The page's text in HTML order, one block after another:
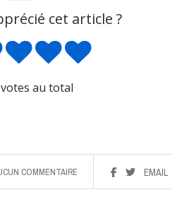
cet article ?
votes au total
EMAIL
COMMENTAIRE